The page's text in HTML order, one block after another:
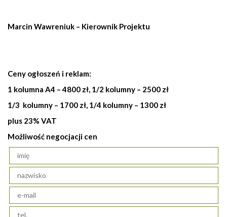
Marcin Wawreniuk – Kierownik Projektu
Ceny ogłoszeń i reklam:
1 kolumna A4 – 4800 zł, 1/2 kolumny – 2500 zł
1/3 kolumny – 1700 zł, 1/4 kolumny – 1300 zł
plus 23% VAT
Możliwość negocjacji cen